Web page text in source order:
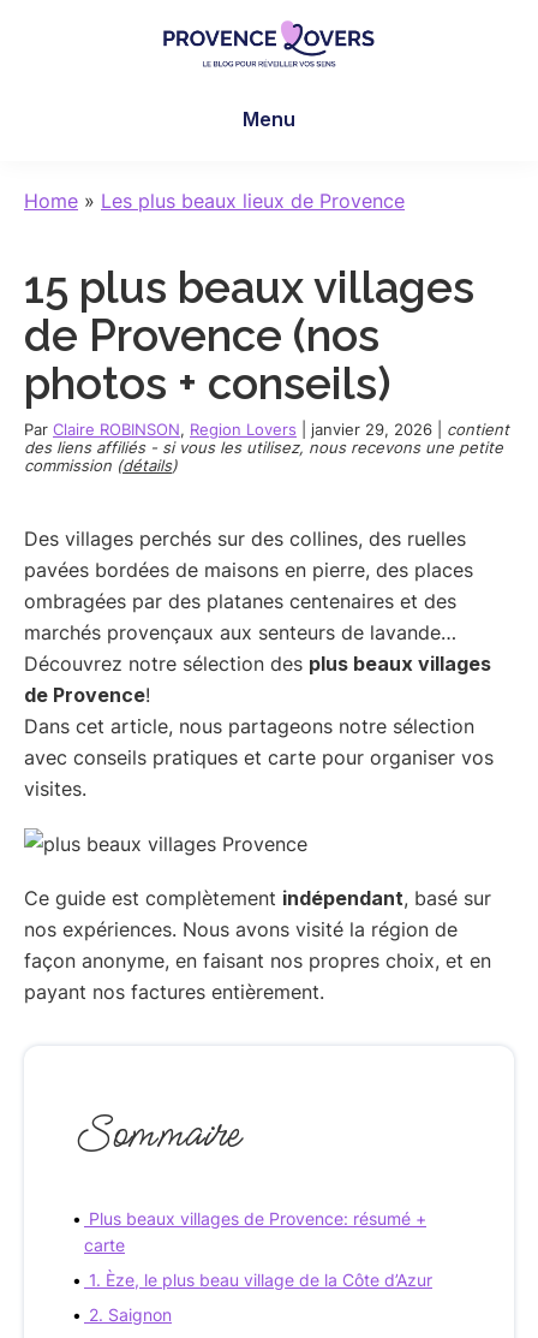
sens
-
blog
de
et
Manu
Menu
Home » Les plus beaux lieux de Provence
15 plus beaux villages
de Provence (nos
photos + conseils)
Par Claire ROBINSON, Region Lovers janvier 29, 2026
contient
des liens affiliés - si vous les utilisez, nous recevons une petite
commission (détails)
Des villages perchés sur des collines, des ruelles
pavées bordées de maisons en pierre, des places
ombragées par des platanes centenaires et des
marchés provençaux aux senteurs de lavande…
Découvrez notre sélection des plus beaux villages
de Provence!
Dans cet article, nous partageons notre sélection
avec conseils pratiques et carte pour organiser vos
visites.
Ce guide est complètement indépendant, basé sur
nos expériences. Nous avons visité la région de
façon anonyme, en faisant nos propres choix, et en
payant nos factures entièrement.
Sommaire
Plus beaux villages de Provence: résumé +
carte
1. Èze, le plus beau village de la Côte d’Azur
2. Saignon